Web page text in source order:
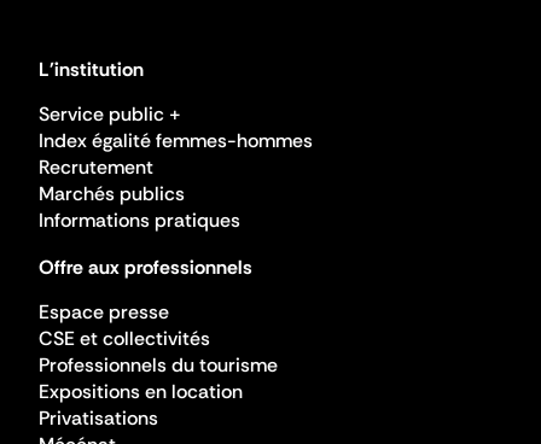
L'institution
Service public +
Index égalité femmes-hommes
Recrutement
Marchés publics
Informations pratiques
Offre aux professionnels
Espace presse
CSE et collectivités
Professionnels du tourisme
Expositions en location
Privatisations